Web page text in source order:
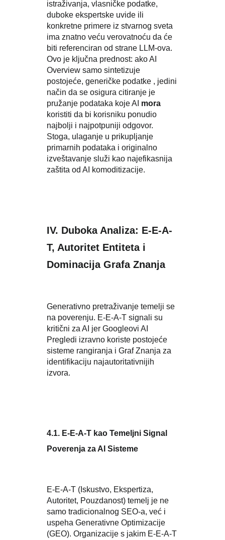
istraživanja, vlasničke podatke,
duboke ekspertske uvide ili
konkretne primere iz stvarnog sveta
ima znatno veću verovatnoću da će
biti referenciran od strane LLM-ova.
Ovo je ključna prednost: ako AI
Overview samo sintetizuje
postojeće, generičke podatke , jedini
način da se osigura citiranje je
pružanje podataka koje AI mora
koristiti da bi korisniku ponudio
najbolji i najpotpuniji odgovor.
Stoga, ulaganje u prikupljanje
primarnih podataka i originalno
izveštavanje služi kao najefikasnija
zaštita od AI komoditizacije.
IV. Duboka Analiza: E-E-A-
T, Autoritet Entiteta i
Dominacija Grafa Znanja
Generativno pretraživanje temelji se
na poverenju. E-E-A-T signali su
kritični za AI jer Googleovi AI
Pregledi izravno koriste postojeće
sisteme rangiranja i Graf Znanja za
identifikaciju najautoritativnijih
izvora.
4.1. E-E-A-T kao Temeljni Signal
Poverenja za AI Sisteme
E-E-A-T (Iskustvo, Ekspertiza,
Autoritet, Pouzdanost) temelj je ne
samo tradicionalnog SEO-a, već i
uspeha Generativne Optimizacije
(GEO). Organizacije s jakim E-E-A-T